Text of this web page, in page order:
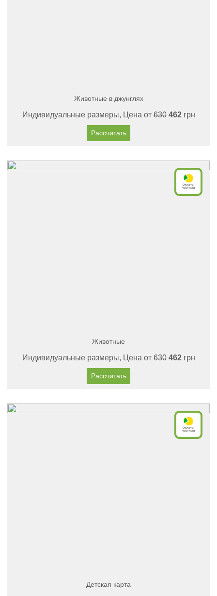
Животные в джунглях
Индивидуальные размеры, Цена от630 462грн
Рассчитать
Животные
Индивидуальные размеры, Цена от630 462грн
Рассчитать
Детская карта